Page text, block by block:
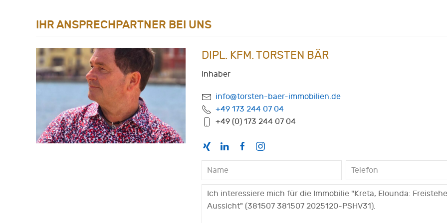
IHR ANSPRECHPARTNER BEI UNS
DIPL. KFM. TORSTEN BÄR
Inhaber
info@torsten-baer-immobilien.de
+49 173 244 07 04
+49 (0) 173 244 07 04